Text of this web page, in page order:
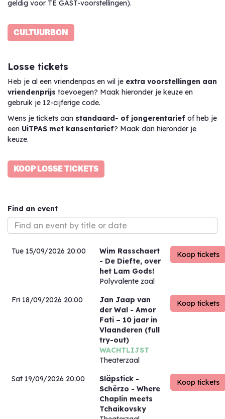
geldig voor TE GAST-voorstellingen).
CULTUURBON
Losse tickets
Heb je al een vriendenpas en wil je extra voorstellingen aan
vriendenprijs toevoegen? Maak hieronder je keuze en
gebruik je 12-cijferige code.
Wens je tickets aan standaard- of jongerentarief of heb je
een UiTPAS met kansentarief? Maak dan hieronder je
keuze.
KOOP LOSSE TICKETS
Find an event
Tue 15/09/2026 20:00
Wim Rasschaert
- De Diefte, over
het Lam Gods!
Polyvalente zaal
Fri 18/09/2026 20:00
Jan Jaap van
der Wal - Amor
Fati – 10 jaar in
Vlaanderen (full
try-out)
WACHTLIJST
Theaterzaal
Sat 19/09/2026 20:00 Släpstick -
Schërzo - Where
Chaplin meets
Tchaikovsky